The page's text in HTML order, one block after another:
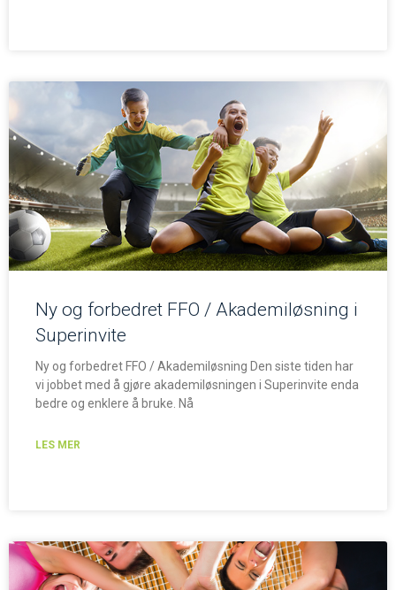
Ny og forbedret FFO / Akademiløsning i
Superinvite
Ny og forbedret FFO / Akademiløsning Den siste tiden har
vi jobbet med å gjøre akademiløsningen i Superinvite enda
bedre og enklere å bruke. Nå
LES MER